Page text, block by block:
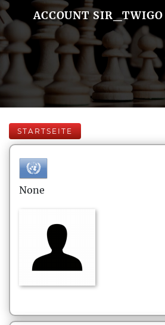
ACCOUNT SIR_TWIGO
STARTSEITE
None